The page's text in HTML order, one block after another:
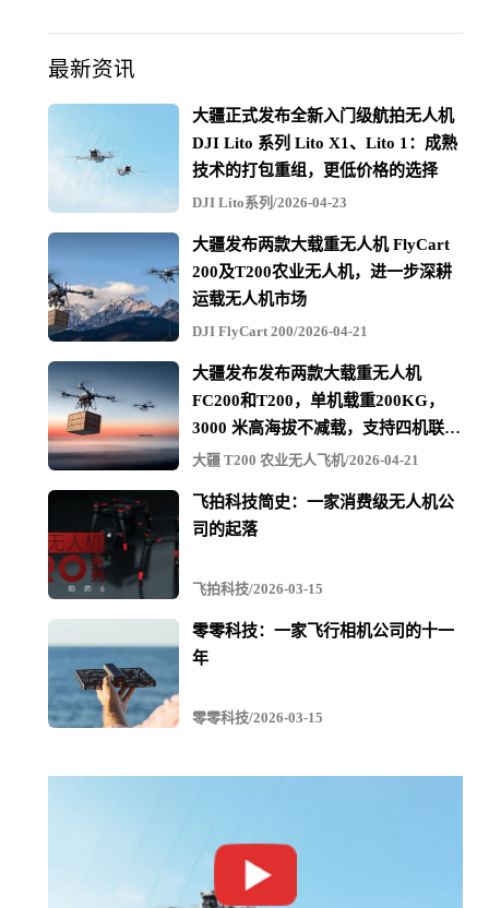
最新资讯
大疆正式发布全新入门级航拍无人机
DJI Lito 系列 Lito X1、Lito 1：成熟
技术的打包重组，更低价格的选择
DJI Lito系列/2026-04-23
大疆发布两款大载重无人机 FlyCart
200及T200农业无人机，进一步深耕
运载无人机市场
DJI FlyCart 200/2026-04-21
大疆发布发布两款大载重无人机
FC200和T200，单机载重200KG，
3000 米高海拔不减载，支持四机联吊
最多600KG
大疆 T200 农业无人飞机/2026-04-21
飞拍科技简史：一家消费级无人机公
司的起落
飞拍科技/2026-03-15
零零科技：一家飞行相机公司的十一
年
零零科技/2026-03-15